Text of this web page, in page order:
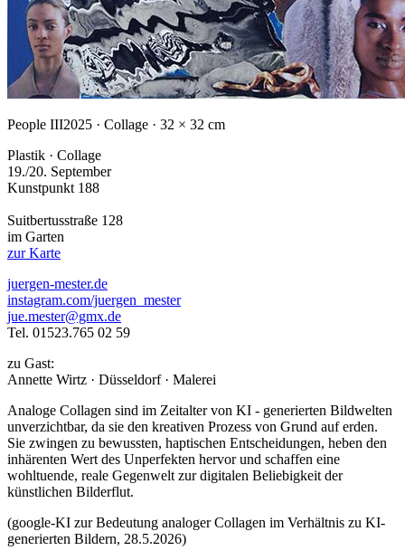
People III2025 · Collage · 32 × 32 cm
Plastik · Collage
19./20. September
Kunstpunkt 188
Suitbertusstraße 128
im Garten
zur Karte
juergen-mester.de
instagram.com/juergen_mester
jue.mester@gmx.de
Tel. 01523.765 02 59
zu Gast:
Annette Wirtz · Düsseldorf · Malerei
Analoge Collagen sind im Zeitalter von KI - generierten Bildwelten
unverzichtbar, da sie den kreativen Prozess von Grund auf erden.
Sie zwingen zu bewussten, haptischen Entscheidungen, heben den
inhärenten Wert des Unperfekten hervor und schaffen eine
wohltuende, reale Gegenwelt zur digitalen Beliebigkeit der
künstlichen Bilderflut.
(google-KI zur Bedeutung analoger Collagen im Verhältnis zu KI-
generierten Bildern, 28.5.2026)